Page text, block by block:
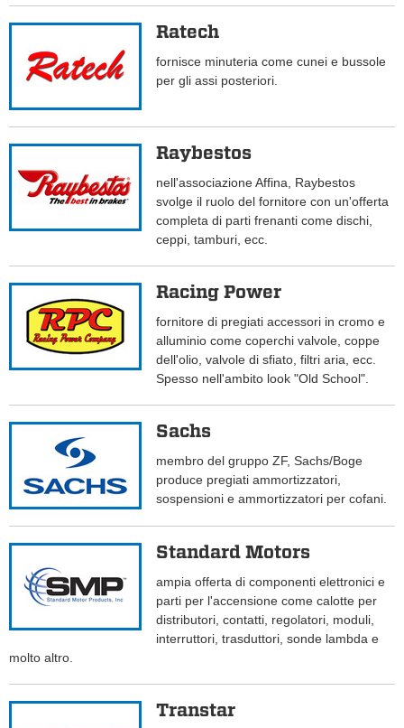
Ratech
fornisce minuteria come cunei e bussole
per gli assi posteriori.
Raybestos
nell'associazione Affina, Raybestos
svolge il ruolo del fornitore con un'offerta
completa di parti frenanti come dischi,
ceppi, tamburi, ecc.
Racing Power
fornitore di pregiati accessori in cromo e
alluminio come coperchi valvole, coppe
dell'olio, valvole di sfiato, filtri aria, ecc.
Spesso nell'ambito look "Old School".
Sachs
membro del gruppo ZF, Sachs/Boge
produce pregiati ammortizzatori,
sospensioni e ammortizzatori per cofani.
Standard Motors
ampia offerta di componenti elettronici e
parti per l'accensione come calotte per
distributori, contatti, regolatori, moduli,
interruttori, trasduttori, sonde lambda e
molto altro.
Transtar